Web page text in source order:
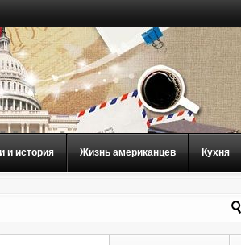
и история Жизнь американцев Кухня